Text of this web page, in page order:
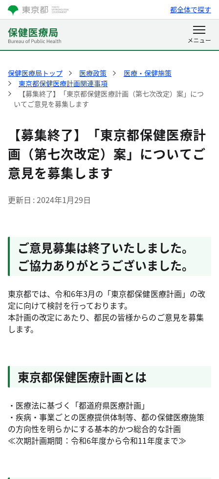
都全体で探す
保健医療局トップ 医療政策
医療・保健施策
東京都保健医療計画関連事項
【募集終了】「東京都保健医療計画（第七次改定）案」につ
いてご意見を募集します
【募集終了】「東京都保健医療計
画（第七次改定）案」についてご
意見を募集します
更新日 2024年1月29日
ご意見募集は終了いたしました。
ご協力ありがとうございました。
東京都では、令和6年3月の「東京都保健医療計画」の改
定に向けて検討を行っております。
本計画の改定にあたり、都民の皆様からのご意見を募集
します。
東京都保健医療計画とは
・医療法に基づく「都道府県医療計画」
・疾病・事業ごとの医療提供体制等、都の保健医療施策
の方向性を明らかにする基本的かつ総合的な計画
≪次期計画期間：令和6年度から令和11年度まで≫